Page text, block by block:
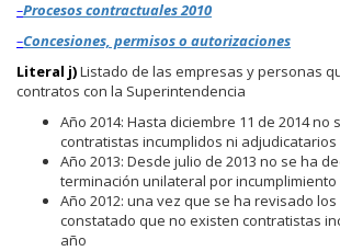
–Procesos contractuales 2010
–Concesiones, permisos o autorizaciones
Literal j)Listado de las empresas y personas
contratos con la Superintendencia
Año 2014: Hasta diciembre 11 de 2014 no
contratistas incumplidos ni
Año 2013: Desde julio de 2013 no se ha
terminación unilateral por
Año 2012: una vez que se ha revisado
constatado que no existen contratistas
año